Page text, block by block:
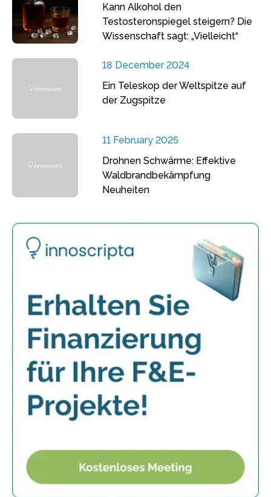
Kann Alkohol den
Testosteronspiegel steigern? Die
Wissenschaft sagt: „Vielleicht“
18 December 2024
Ein Teleskop der Weltspitze auf
der Zugspitze
11 February 2025
Drohnen Schwärme: Effektive
Waldbrandbekämpfung
Neuheiten